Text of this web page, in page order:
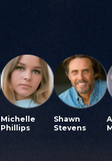
Michelle
Phillips
Shawn
Stevens